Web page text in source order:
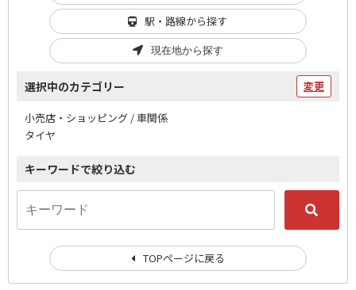
駅・路線から探す
現在地から探す
選択中のカテゴリー 変更
小売店・ショッピング / 車関係
タイヤ
キーワードで絞り込む
TOPページに戻る